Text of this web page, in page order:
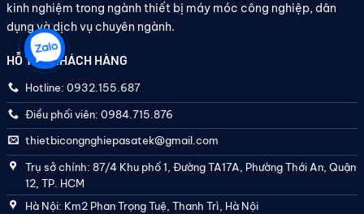
kinh nghiệm trong ngành thiết bị máy móc công nghiệp, dân
dụng và dịch vụ chuyên ngành.
HỖ TRỢ KHÁCH HÀNG
Hotline: 0932.155.687
Điều phối viên: 0984.715.876
thietbicongnghiepasatek@gmail.com
Trụ sở chính: 87/4 Khu phố 1, Đường TA17A, Phường Thới An, Quận
12, TP. HCM
Hà Nội: Km2 Phan Trọng Tuệ, Thanh Trì, Hà Nội